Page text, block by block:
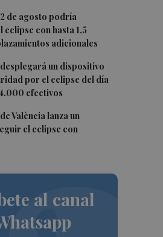
de agosto podría
con hasta 1,5
adicionales
un dispositivo
por el eclipse del día
efectivos
València lanza un
el eclipse con
al canal